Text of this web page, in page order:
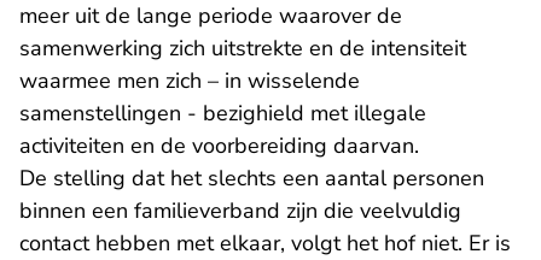
meer uit de lange periode waarover de
samenwerking zich uitstrekte en de intensiteit
waarmee men zich – in wisselende
samenstellingen - bezighield met illegale
activiteiten en de voorbereiding daarvan.
De stelling dat het slechts een aantal personen
binnen een familieverband zijn die veelvuldig
contact hebben met elkaar, volgt het hof niet. Er is